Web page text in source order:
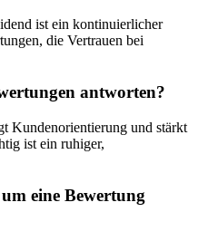
ist ein kontinuierlicher
die Vertrauen bei
antworten?
Kundenorientierung und stärkt
ist ein ruhiger,
eine Bewertung